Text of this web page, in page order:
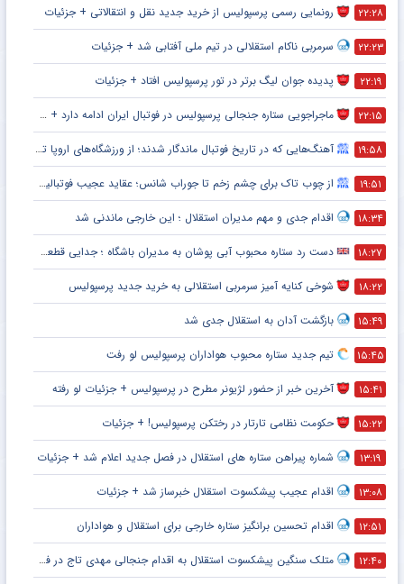
۲۲:۲۸ رونمایی رسمی پرسپولیس از خرید جدید نقل و انتقالاتی + جزئیات
۲۲:۲۳ سرمربی ناکام استقلالی در تیم ملی آفتابی شد + جزئیات
۲۲:۱۹ پدیده جوان لیگ برتر در تور پرسپولیس افتاد + جزئیات
۲۲:۱۵ ماجراجویی ستاره جنجالی پرسپولیس در فوتبال ایران ادامه دارد + جزئیات
۱۹:۵۸ آهنگ‌هایی که در تاریخ فوتبال ماندگار شدند؛ از ورزشگاه‌های اروپا تا جام جهانی
۱۹:۵۱ از چوب تاک برای چشم زخم تا جوراب شانس؛ عقاید عجیب فوتبالیست‌ها!
۱۸:۳۴ اقدام جدی و مهم مدیران استقلال ؛ این خارجی ماندنی شد
۱۸:۲۷ دست رد ستاره محبوب آبی پوشان به مدیران باشگاه ؛ جدایی قطعی است !
۱۸:۲۲ شوخی کنایه آمیز سرمربی استقلالی به خرید جدید پرسپولیس
۱۵:۴۹ بازگشت آدان به استقلال جدی شد
۱۵:۴۵ تیم جدید ستاره محبوب هواداران پرسپولیس لو رفت
۱۵:۴۱ آخرین خبر از حضور لژیونر مطرح در پرسپولیس + جزئیات لو رفته
۱۵:۲۲ حکومت نظامی تارتار در رختکن پرسپولیس! + جزئیات
۱۳:۱۹ شماره پیراهن ستاره های استقلال در فصل جدید اعلام شد + جزئیات
۱۳:۰۸ اقدام عجیب پیشکسوت استقلال خبرساز شد + جزئیات
۱۲:۵۱ اقدام تحسین برانگیز ستاره خارجی برای استقلال و هواداران
۱۲:۴۰ متلک سنگین پیشکسوت استقلال به اقدام جنجالی مهدی تاج در فدراسیون فوتبال